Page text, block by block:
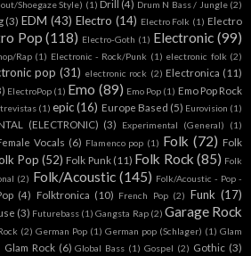
Shoegaze Style) (1) Drill (4) Drum N Bass / Jungle (2)
(3) EDM (43) Electro (14) Electro Folk (1) Electro
Pop (118) Electro-Goth (1) Electronic (99)
Rap (1) Electronic - Rock/Punk (1) electronic folk (2)
pop (31) electronic rock (2) Electronica (11)
ElectroPop (1) Emo (89) Emo Pop (1) Emo Pop Rock
(1) epic (16) Europe Based (5) Eurovision (1)
(ELECTRONIC) (3) Experimental (General) (1)
Vocals (6) Flamenco pop (1) Folk (72) Folk
Pop (52) Folk Punk (11) Folk Rock (85) Folk
(2) Folk/Acoustic (145) Folk/Acoustic - Pop -
(4) Folktronica (10) French Pop (2) Funk (17)
(3) Futurebass (1) Gangsta Rap (2) Garage Rock
(2) German Pop (1) German pop (Schlager) (1) Glam
Glam Rock (6) Global Bass (1) Gospel (2) Gothic (3)